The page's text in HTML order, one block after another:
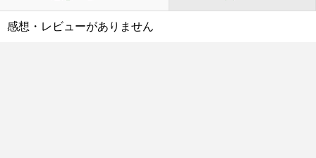
感想・レビューがありません